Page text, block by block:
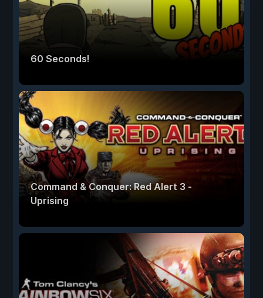
60 Seconds!
Command & Conquer: Red Alert 3 -
Uprising